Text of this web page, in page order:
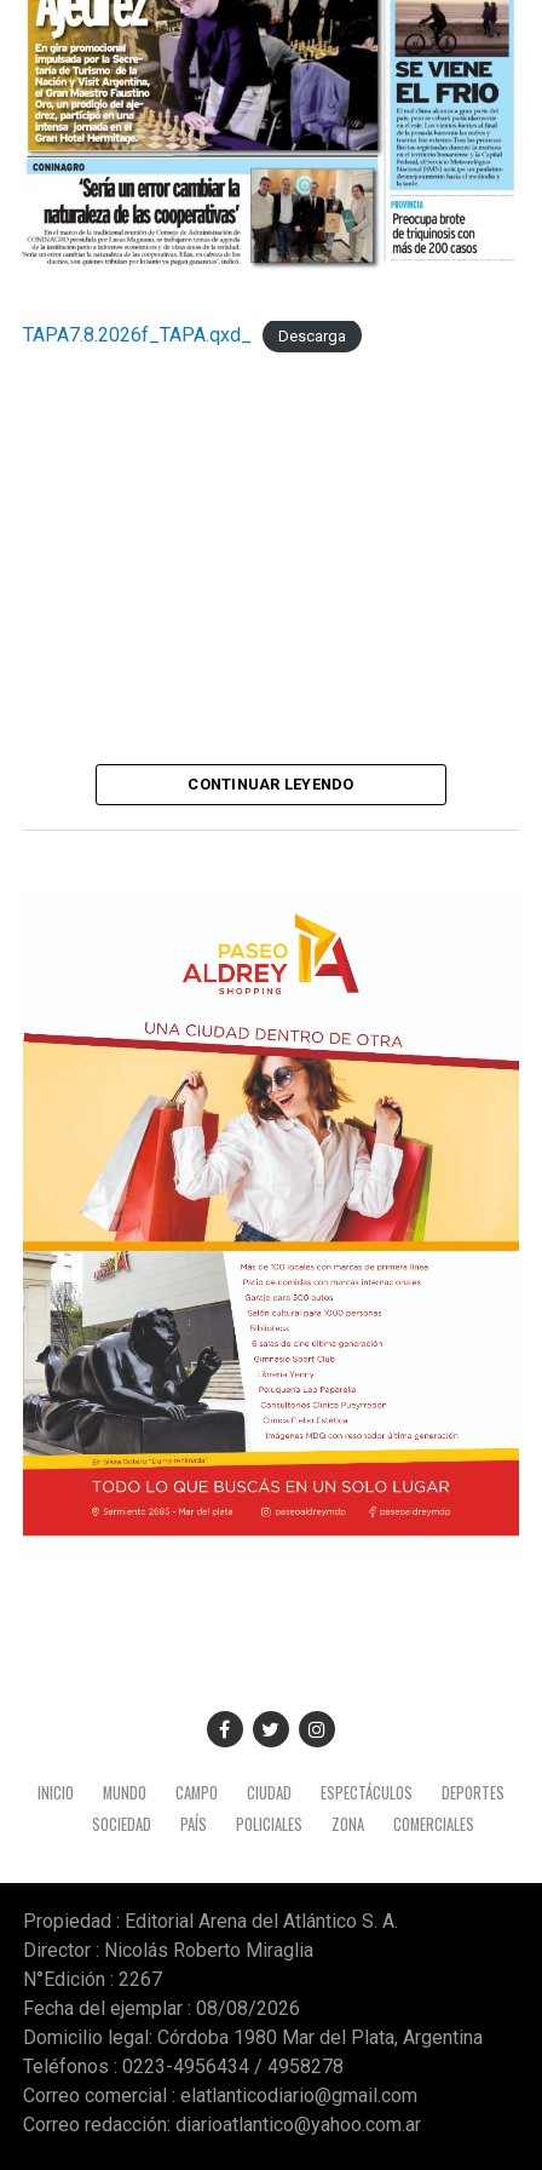
TAPA7.8.2026f_TAPA.qxd_ Descarga
CONTINUAR LEYENDO
INICIO MUNDO CAMPO CIUDAD ESPECTÁCULOS
DEPORTES
SOCIEDAD
PAÍS POLICIALES ZONA COMERCIALES
Propiedad : Editorial Arena del Atlántico S. A.
Director : Nicolás Roberto Miraglia
N°Edición : 2267
Fecha del ejemplar : 08/08/2026
Domicilio legal: Córdoba 1980 Mar del Plata, Argentina
Teléfonos : 0223-4956434 / 4958278
Correo comercial : elatlanticodiario@gmail.com
Correo redacción: diarioatlantico@yahoo.com.ar